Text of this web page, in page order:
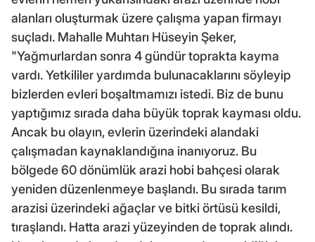
alanları oluşturmak üzere çalışma yapan firmayı
suçladı. Mahalle Muhtarı Hüseyin Şeker,
"Yağmurlardan sonra 4 gündür toprakta kayma
vardı. Yetkililer yardımda bulunacaklarını söyleyip
bizlerden evleri boşaltmamızı istedi. Biz de bunu
yaptığımız sırada daha büyük toprak kayması oldu.
Ancak bu olayın, evlerin üzerindeki alandaki
çalışmadan kaynaklandığına inanıyoruz. Bu
bölgede 60 dönümlük arazi hobi bahçesi olarak
yeniden düzenlenmeye başlandı. Bu sırada tarım
arazisi üzerindeki ağaçlar ve bitki örtüsü kesildi,
tıraşlandı. Hatta arazi yüzeyinden de toprak alındı.